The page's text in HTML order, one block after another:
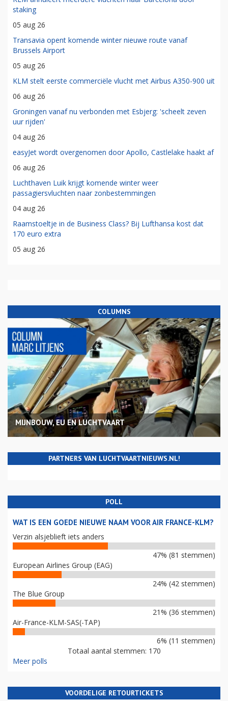
staking
05 aug 26
Transavia opent komende winter nieuwe route vanaf
Brussels Airport
05 aug 26
KLM stelt eerste commerciële vlucht met Airbus A350-900 uit
06 aug 26
Groningen vanaf nu verbonden met Esbjerg: 'scheelt zeven
uur rijden'
04 aug 26
easyJet wordt overgenomen door Apollo, Castlelake haakt af
06 aug 26
Luchthaven Luik krijgt komende winter weer
passagiersvluchten naar zonbestemmingen
04 aug 26
Raamstoeltje in de Business Class? Bij Lufthansa kost dat
170 euro extra
05 aug 26
COLUMNS
MIJNBOUW, EU EN LUCHTVAART
PARTNERS VAN LUCHTVAARTNIEUWS.NL!
POLL
WAT IS EEN GOEDE NIEUWE NAAM VOOR AIR FRANCE-KLM?
Verzin alsjeblieft iets anders
47% (81 stemmen)
European Airlines Group (EAG)
24% (42 stemmen)
The Blue Group
21% (36 stemmen)
Air-France-KLM-SAS(-TAP)
6% (11 stemmen)
Totaal aantal stemmen: 170
Meer polls
VOORDELIGE RETOURTICKETS